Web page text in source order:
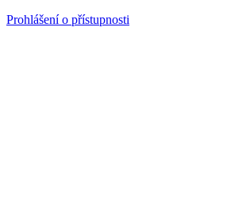
Prohlášení o přístupnosti